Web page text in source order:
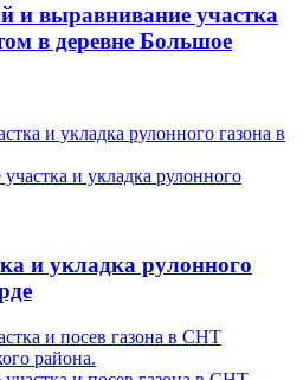
и выравнивание участка
в деревне Большое
и укладка рулонного